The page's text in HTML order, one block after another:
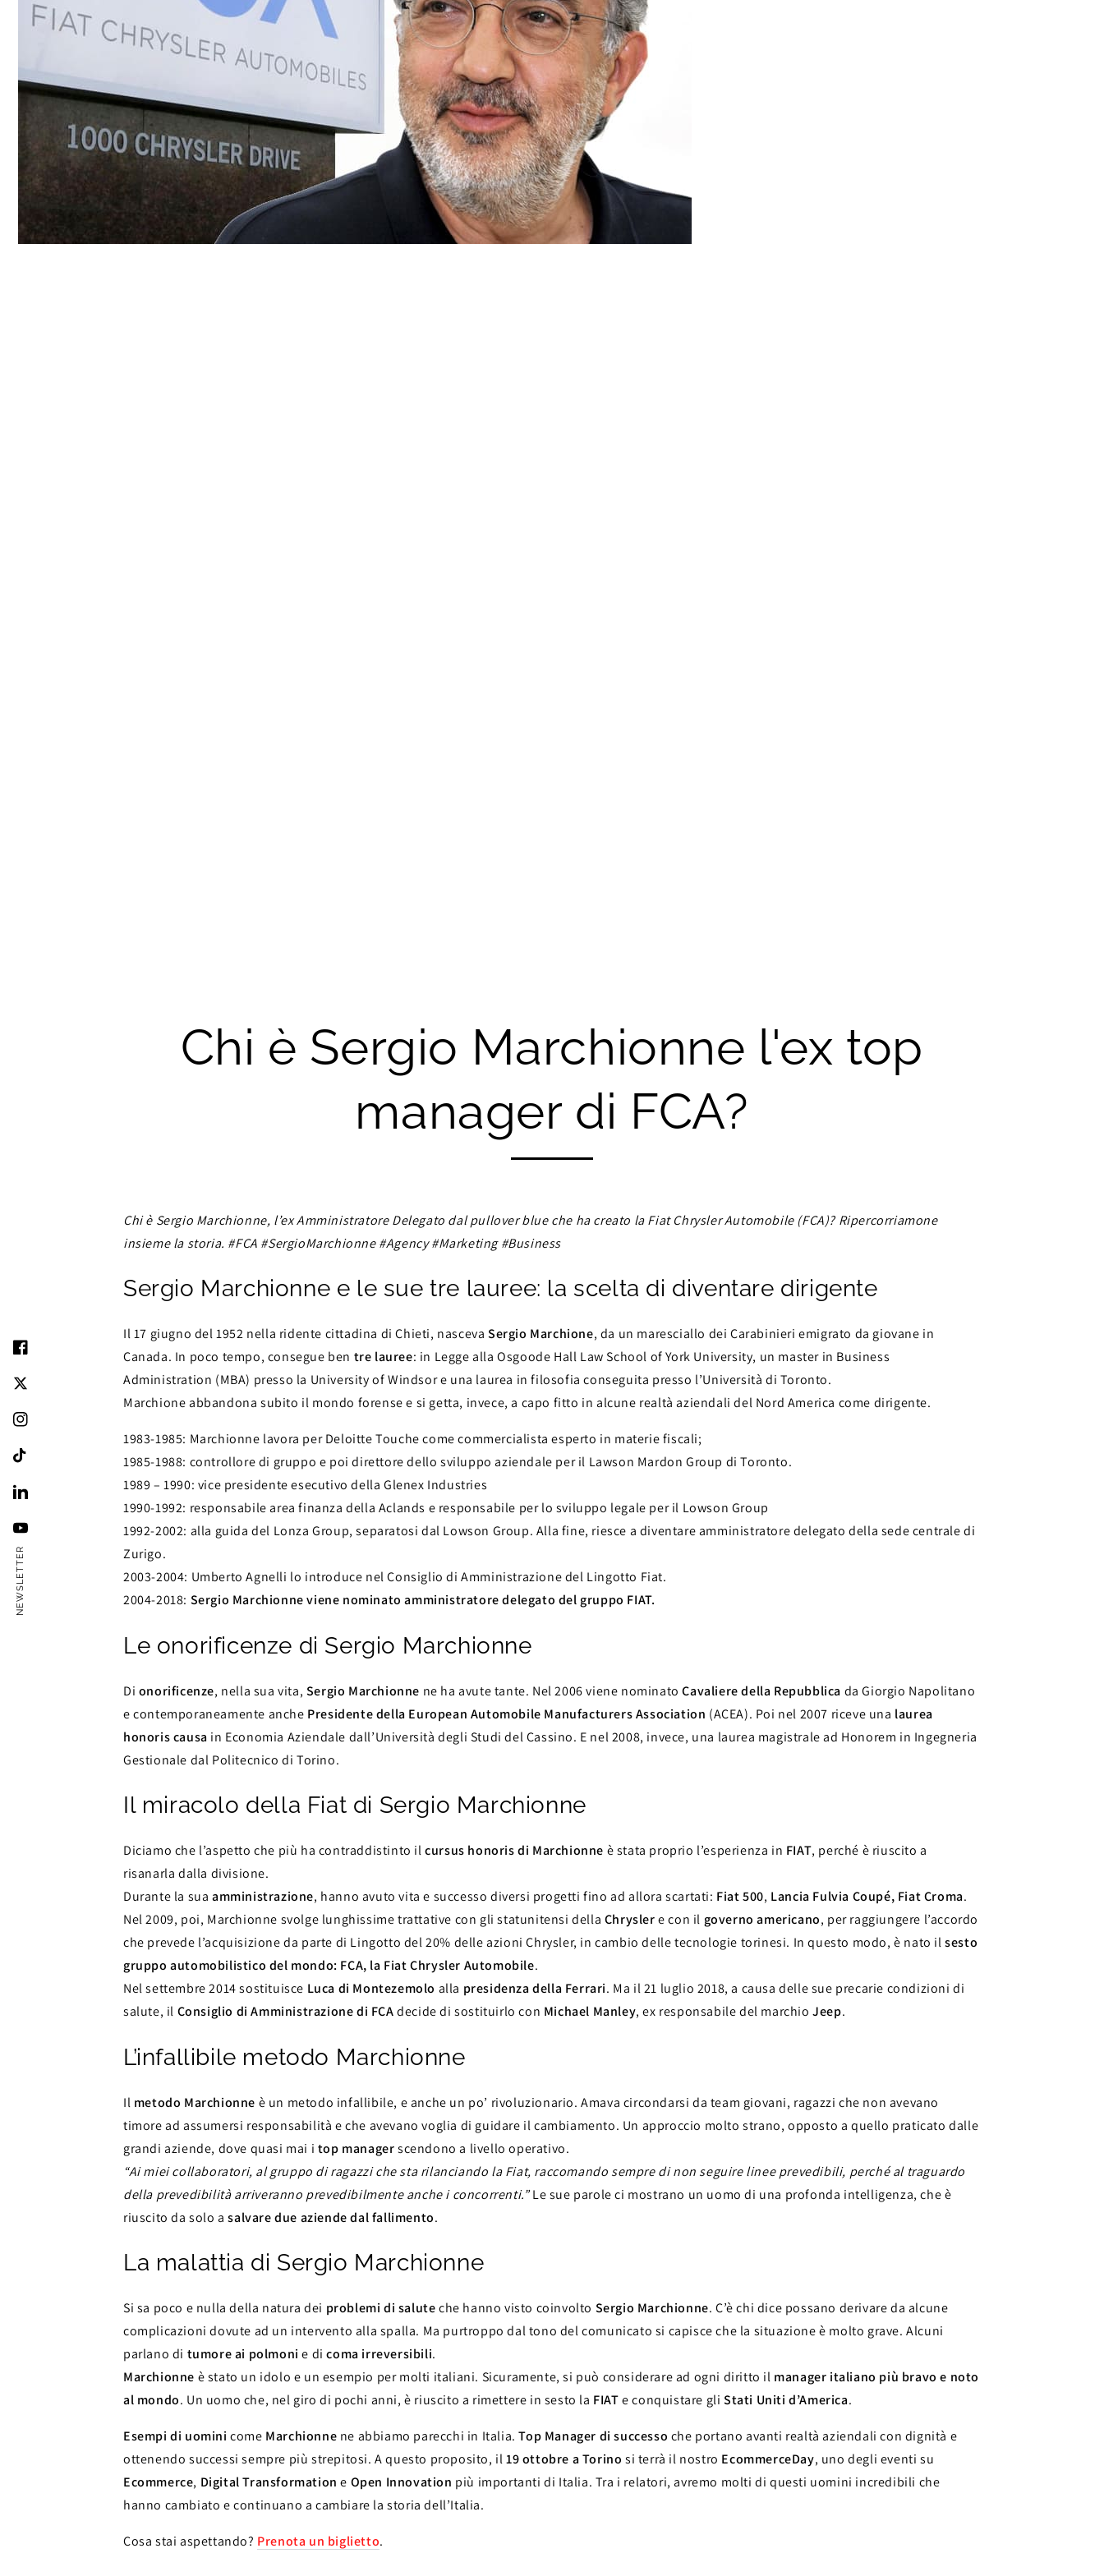
Chi è Sergio Marchionne l'ex top
manager di FCA?
Chi è Sergio Marchionne, l’ex Amministratore Delegato dal pullover blue che ha creato la Fiat Chrysler Automobile (FCA)? Ripercorriamone
insieme la storia. #FCA #SergioMarchionne #Agency #Marketing #Business
Sergio Marchionne e le sue tre lauree: la scelta di diventare dirigente
Il 17 giugno del 1952 nella ridente cittadina di Chieti, nasceva Sergio Marchione, da un maresciallo dei Carabinieri emigrato da giovane in
Canada. In poco tempo, consegue ben tre lauree: in Legge alla Osgoode Hall Law School of York University, un master in Business
Administration (MBA) presso la University of Windsor e una laurea in filosofia conseguita presso l’Università di Toronto.
Marchione abbandona subito il mondo forense e si getta, invece, a capo fitto in alcune realtà aziendali del Nord America come dirigente.
1983-1985: Marchionne lavora per Deloitte Touche come commercialista esperto in materie fiscali;
1985-1988: controllore di gruppo e poi direttore dello sviluppo aziendale per il Lawson Mardon Group di Toronto.
1989 – 1990: vice presidente esecutivo della Glenex Industries
1990-1992: responsabile area finanza della Aclands e responsabile per lo sviluppo legale per il Lowson Group
1992-2002: alla guida del Lonza Group, separatosi dal Lowson Group. Alla fine, riesce a diventare amministratore delegato della sede centrale di
Zurigo.
2003-2004: Umberto Agnelli lo introduce nel Consiglio di Amministrazione del Lingotto Fiat.
2004-2018: Sergio Marchionne viene nominato amministratore delegato del gruppo FIAT.
Le onorificenze di Sergio Marchionne
Di onorificenze, nella sua vita, Sergio Marchionne ne ha avute tante. Nel 2006 viene nominatoCavaliere della Repubblica da Giorgio Napolitano
e contemporaneamente anche Presidente della European Automobile Manufacturers Association (ACEA). Poi nel 2007 riceve una laurea
honoris causa in Economia Aziendale dall’Università degli Studi del Cassino. E nel 2008, invece, una laurea magistrale ad Honorem in Ingegneria
Gestionale dal Politecnico di Torino.
Il miracolo della Fiat di Sergio Marchionne
Diciamo che l’aspetto che più ha contraddistinto ilcursus honoris di Marchionne è stata proprio l’esperienza in FIAT, perché è riuscito a
risanarla dalla divisione.
Durante la sua amministrazione, hanno avuto vita e successo diversi progetti fino ad allora scartati: Fiat 500, Lancia Fulvia Coupé, Fiat Croma.
Nel 2009, poi, Marchionne svolge lunghissime trattative con gli statunitensi della Chryslere con il governo americano, per raggiungere l’accordo
che prevede l’acquisizione da parte di Lingotto del 20% delle azioni Chrysler, in cambio delle tecnologie torinesi. In questo modo, è nato ilsesto
gruppo automobilistico del mondo: FCA, la Fiat Chrysler Automobile.
Nel settembre 2014 sostituisce Luca di Montezemolo alla presidenza della Ferrari. Ma il 21 luglio 2018, a causa delle sue precarie condizioni di
salute, il Consiglio di Amministrazione di FCAdecide di sostituirlo con Michael Manley, ex responsabile del marchioJeep.
L’infallibile metodo Marchionne
Il metodo Marchionne è un metodo infallibile, e anche un po’ rivoluzionario. Amava circondarsi da team giovani, ragazzi che non avevano
timore ad assumersi responsabilità e che avevano voglia di guidare il cambiamento. Un approccio molto strano, opposto a quello praticato dalle
grandi aziende, dove quasi mai i top managerscendono a livello operativo.
“Ai miei collaboratori, al gruppo di ragazzi che sta rilanciando la Fiat, raccomando sempre di non seguire linee prevedibili, perché al traguardo
della prevedibilità arriveranno prevedibilmente anche i concorrenti.”Le sue parole ci mostrano un uomo di una profonda intelligenza, che è
riuscito da solo asalvare due aziende dal fallimento.
La malattia di Sergio Marchionne
Si sa poco e nulla della natura dei problemi di saluteche hanno visto coinvolto Sergio Marchionne. C’è chi dice possano derivare da alcune
complicazioni dovute ad un intervento alla spalla. Ma purtroppo dal tono del comunicato si capisce che la situazione è molto grave. Alcuni
parlano di tumore ai polmoni e dicoma irreversibili.
Marchionne è stato un idolo e un esempio per molti italiani. Sicuramente, si può considerare ad ogni diritto il manager italiano più bravo e noto
al mondo. Un uomo che, nel giro di pochi anni, è riuscito a rimettere in sesto la FIATe conquistare gliStati Uniti d’America.
Esempi di uomini come Marchionne ne abbiamo parecchi in Italia.Top Manager di successo che portano avanti realtà aziendali con dignità e
ottenendo successi sempre più strepitosi. A questo proposito, il19 ottobre a Torino si terrà il nostro EcommerceDay, uno degli eventi su
Ecommerce, Digital Transformation e Open Innovation più importanti di Italia. Tra i relatori, avremo molti di questi uomini incredibili che
hanno cambiato e continuano a cambiare la storia dell’Italia.
Cosa stai aspettando? Prenota un biglietto.
NEWSLETTER